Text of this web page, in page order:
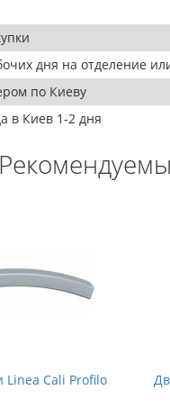
дня на отделение
по Киеву
в Киев 1-2 дня
Cali Profilo